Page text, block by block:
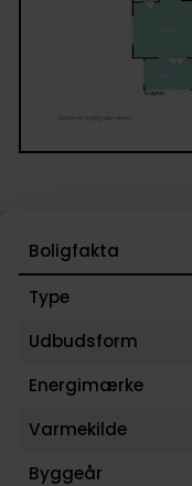
Boligfakta
Type
Udbudsform
Energimærke
Varmekilde
Byggeår